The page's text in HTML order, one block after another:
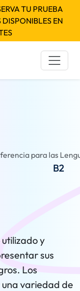
TU PRUEBA
DISPONIBLES EN
para las
B2
y
sus
Los
variedad de